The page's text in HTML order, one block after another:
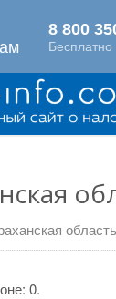
область
0.